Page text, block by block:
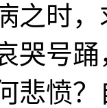
之时
哭号
悲愤